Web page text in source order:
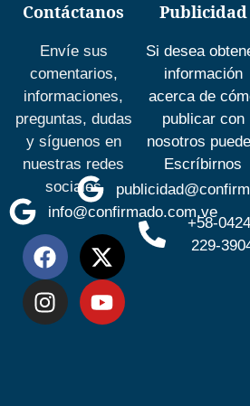
Contáctanos
Envíe sus
comentarios,
informaciones,
preguntas, dudas
y síguenos en
nuestras redes
sociales
info@confirmado.com.ve
Publicidad
Si desea
información
acerca de
publicar con
nosotros
Escríbirnos
+58-
229-